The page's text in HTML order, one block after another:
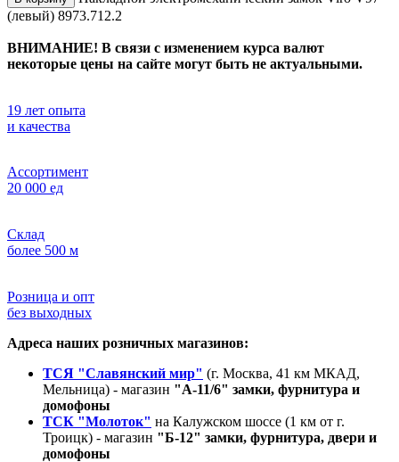
(левый) 8973.712.2
ВНИМАНИЕ! В связи с изменением курса валют
некоторые цены на сайте могут быть не актуальными.
19 лет опыта
и качества
Ассортимент
20 000 ед
Склад
более 500 м
Розница и опт
без выходных
Адреса наших розничных магазинов:
ТСЯ "Славянский мир" (г. Москва, 41 км МКАД,
Мельница) - магазин "А-11/6" замки, фурнитура и
домофоны
ТСК "Молоток" на Калужском шоссе (1 км от г.
Троицк) - магазин "Б-12" замки, фурнитура, двери и
домофоны